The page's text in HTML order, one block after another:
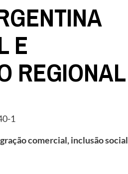
E
REGIONAL
comercial, inclusão social